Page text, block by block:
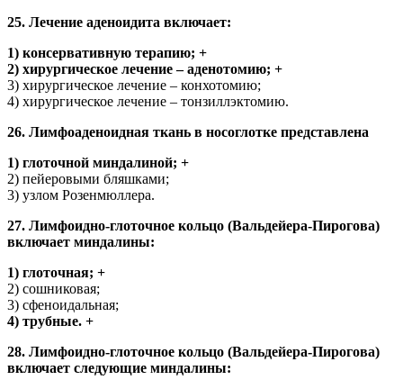
25. Лечение аденоидита включает:
1) консервативную терапию; +
2) хирургическое лечение – аденотомию; +
3) хирургическое лечение – конхотомию;
4) хирургическое лечение – тонзиллэктомию.
26. Лимфоаденоидная ткань в носоглотке представлена
1) глоточной миндалиной; +
2) пейеровыми бляшками;
3) узлом Розенмюллера.
27. Лимфоидно-глоточное кольцо (Вальдейера-Пирогова)
включает миндалины:
1) глоточная; +
2) сошниковая;
3) сфеноидальная;
4) трубные. +
28. Лимфоидно-глоточное кольцо (Вальдейера-Пирогова)
включает следующие миндалины: